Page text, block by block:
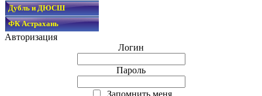
Дубль и ДЮСШ
ФК Астрахань
Авторизация
Логин
Пароль
Запомнить меня